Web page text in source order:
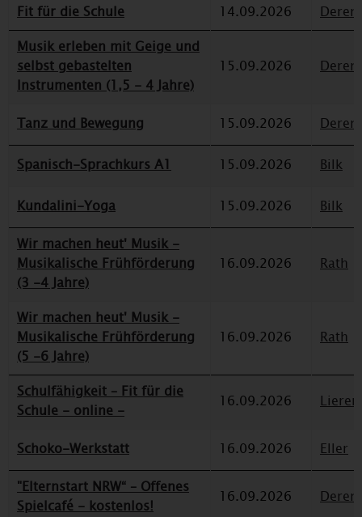
Fit für die Schule 14.09.2026
Musik erleben mit Geige und
selbst gebastelten
Instrumenten (1,5 - 4 Jahre)
15.09.2026
Tanz und Bewegung 15.09.2026
Spanisch-Sprachkurs A1 15.09.2026 Bilk
Kundalini-Yoga 15.09.2026
Bilk
Wir machen heut' Musik -
Musikalische Frühförderung
(3 -4 Jahre)
16.09.2026 Rath
Wir machen heut' Musik -
Musikalische Frühförderung
(5 -6 Jahre)
16.09.2026 Rath
Schulfähigkeit – Fit für die
Schule - online -
16.09.2026
Schoko-Werkstatt 16.09.2026
Eller
"Elternstart NRW“ – Offenes
Spielcafé - kostenlos!
16.09.2026